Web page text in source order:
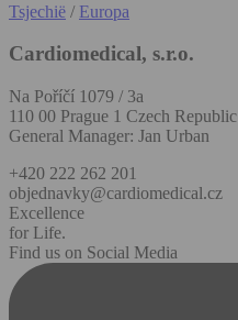
Tsjechië / Europa
Cardiomedical, s.r.o.
Na Poříčí 1079 / 3a
110 00 Prague 1 Czech Republic
General Manager: Jan Urban
+420 222 262 201
objednavky@cardiomedical.cz
Excellence
for Life.
Find us on Social Media